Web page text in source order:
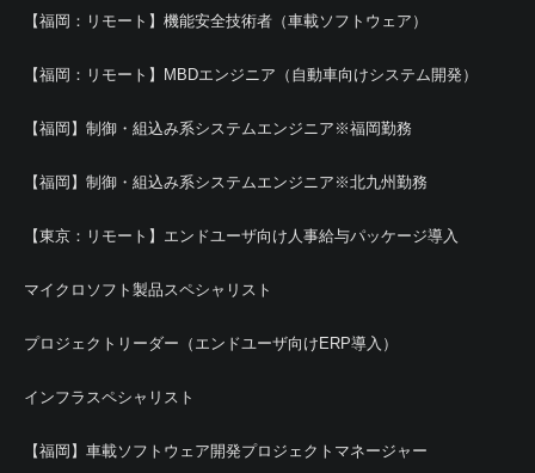
【福岡：リモート】機能安全技術者（車載ソフトウェア）
【福岡：リモート】MBDエンジニア（自動車向けシステム開発）
【福岡】制御・組込み系システムエンジニア※福岡勤務
【福岡】制御・組込み系システムエンジニア※北九州勤務
【東京：リモート】エンドユーザ向け人事給与パッケージ導入
マイクロソフト製品スペシャリスト
プロジェクトリーダー（エンドユーザ向けERP導入）
インフラスペシャリスト
【福岡】車載ソフトウェア開発プロジェクトマネージャー